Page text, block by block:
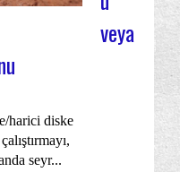
veya
harici diske
seyr...